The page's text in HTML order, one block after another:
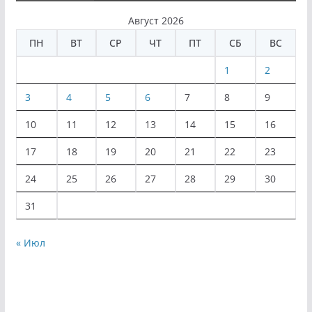
Август 2026
ПН
ВТ СР ЧТ ПТ СБ ВС
1 2
3 4 5 6 7 8 9
10 11 12 13 14 15 16
17 18 19 20 21 22 23
24 25 26 27 28 29 30
31
« Июл